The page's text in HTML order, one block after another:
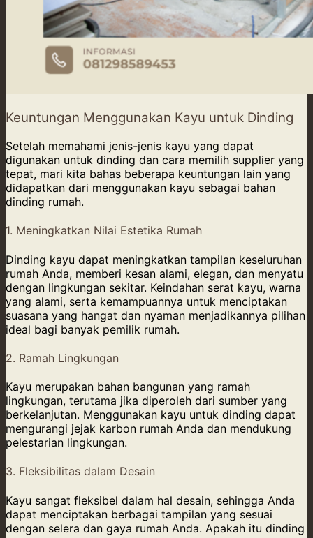
Keuntungan Menggunakan Kayu untuk Dinding
Setelah memahami jenis-jenis kayu yang dapat
digunakan untuk dinding dan cara memilih supplier yang
tepat, mari kita bahas beberapa keuntungan lain yang
didapatkan dari menggunakan kayu sebagai bahan
dinding rumah.
1. Meningkatkan Nilai Estetika Rumah
Dinding kayu dapat meningkatkan tampilan keseluruhan
rumah Anda, memberi kesan alami, elegan, dan menyatu
dengan lingkungan sekitar. Keindahan serat kayu, warna
yang alami, serta kemampuannya untuk menciptakan
suasana yang hangat dan nyaman menjadikannya pilihan
ideal bagi banyak pemilik rumah.
2. Ramah Lingkungan
Kayu merupakan bahan bangunan yang ramah
lingkungan, terutama jika diperoleh dari sumber yang
berkelanjutan. Menggunakan kayu untuk dinding dapat
mengurangi jejak karbon rumah Anda dan mendukung
pelestarian lingkungan.
3. Fleksibilitas dalam Desain
Kayu sangat fleksibel dalam hal desain, sehingga Anda
dapat menciptakan berbagai tampilan yang sesuai
dengan selera dan gaya rumah Anda. Apakah itu dinding